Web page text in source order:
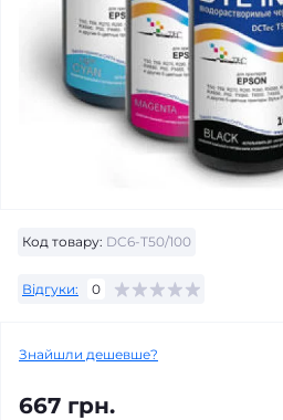
Код товару: DC6-T50/100
Відгуки: 0
Знайшли дешевше?
667 грн.